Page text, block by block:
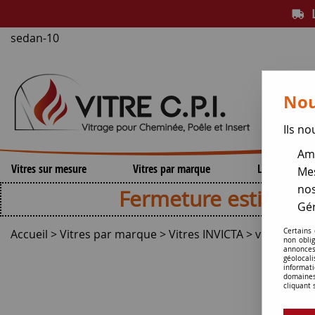
sedan-10
Vitres sur mesure Vitres par marque Lamelles de
Fermeture estivale ,
Accueil >Vitres par marque >Vitres INVICTA>vitre de
Ils
Certains
non
cliquant